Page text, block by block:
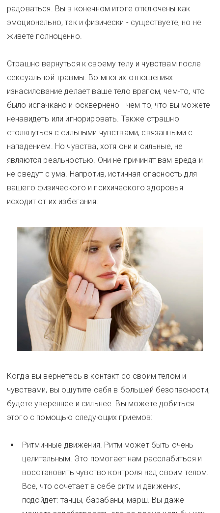
радоваться. Вы в конечном итоге отключены как
эмоционально, так и физически - существуете, но не
живете полноценно.
Страшно вернуться к своему телу и чувствам после
сексуальной травмы. Во многих отношениях
изнасилование делает ваше тело врагом, чем-то, что
было испачкано и осквернено - чем-то, что вы можете
ненавидеть или игнорировать. Также страшно
столкнуться с сильными чувствами, связанными с
нападением. Но чувства, хотя они и сильные, не
являются реальностью. Они не причинят вам вреда и
не сведут с ума. Напротив, истинная опасность для
вашего физического и психического здоровья
исходит от их избегания.
Когда вы вернетесь в контакт со своим телом и
чувствами, вы ощутите себя в большей безопасности,
будете увереннее и сильнее. Вы можете добиться
этого с помощью следующих приемов:
Ритмичные движения. Ритм может быть очень
целительным. Это помогает нам расслабиться и
восстановить чувство контроля над своим телом.
Все, что сочетает в себе ритм и движения,
подойдет: танцы, барабаны, марш. Вы даже